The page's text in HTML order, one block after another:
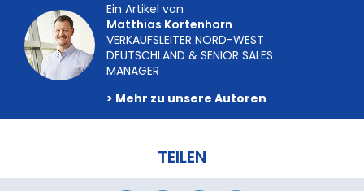
Ein Artikel von
Matthias Kortenhorn
VERKAUFSLEITER NORD-WEST
DEUTSCHLAND & SENIOR SALES
MANAGER
> Mehr zu unsere Autoren
TEILEN